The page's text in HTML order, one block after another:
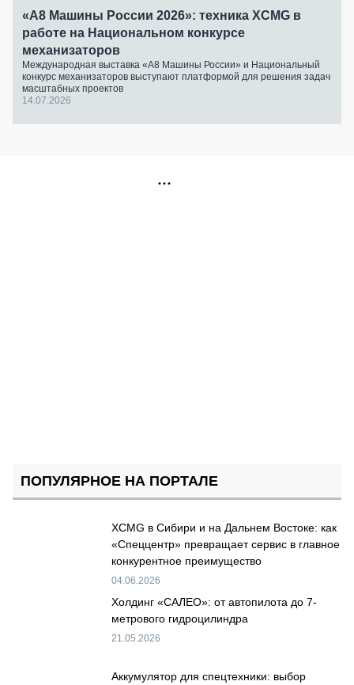
«А8 Машины России 2026»: техника XCMG в
работе на Национальном конкурсе
механизаторов
Международная выставка «А8 Машины России» и Национальный
конкурс механизаторов выступают платформой для решения задач
масштабных проектов
14.07.2026
ПОПУЛЯРНОЕ НА ПОРТАЛЕ
XCMG в Сибири и на Дальнем Востоке: как
«Спеццентр» превращает сервис в главное
конкурентное преимущество
04.06.2026
Холдинг «САЛЕО»: от автопилота до 7-
метрового гидроцилиндра
21.05.2026
Аккумулятор для спецтехники: выбор